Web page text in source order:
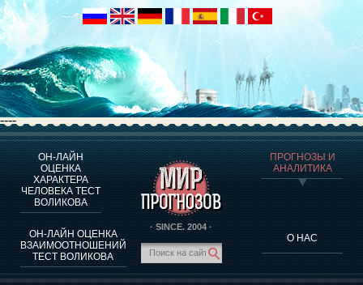
----
ОН-ЛАЙН
ОЦЕНКА
ХАРАКТЕРА
ЧЕЛОВЕКА ТЕСТ
ВОЛИКОВА
ОН-ЛАЙН ОЦЕНКА
ВЗАИМООТНОШЕНИЙ
ТЕСТ ВОЛИКОВА
· SINCE. 2004 ·
ПРОГНОЗЫ И
АНАЛИТИКА
О НАС
О ПРОГРАММЕ
ОЦЕНКА ХАРАКТЕРA ЧЕЛОВЕКА
ОЦЕНКА ХАРАКТЕРА ВЫДАЮЩИХСЯ ЛИЧНОСТЕЙ
О ПРОГРАММЕ
ТЕСТ НА СОВМЕСТИМОСТЬ ВОЛИКОВА
ПРОГНОЗЫ И АНАЛИТИКА